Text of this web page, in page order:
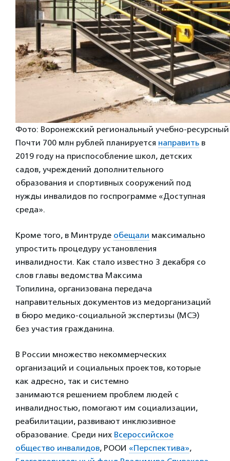
Фото: Воронежский региональный учебно-
Почти 700 млн рублей планируется направить в
2019 году на приспособление школ, детских
садов, учреждений дополнительного
образования и спортивных сооружений под
нужды инвалидов по госпрограмме «Доступная
среда».
Кроме того, в Минтруде обещали максимально
упростить процедуру установления
инвалидности. Как стало известно 3 декабря со
слов главы ведомства Максима
Топилина, организована передача
направительных документов из медорганизаций
в бюро медико-социальной экспертизы (МСЭ)
без участия гражданина.
В России множество некоммерческих
организаций и социальных проектов, которые
как адресно, так и системно
занимаются решением проблем людей с
инвалидностью, помогают им социализации,
реабилитации, развивают инклюзивное
образование. Среди них Всероссийское
общество инвалидов, РООИ «Перспектива»,